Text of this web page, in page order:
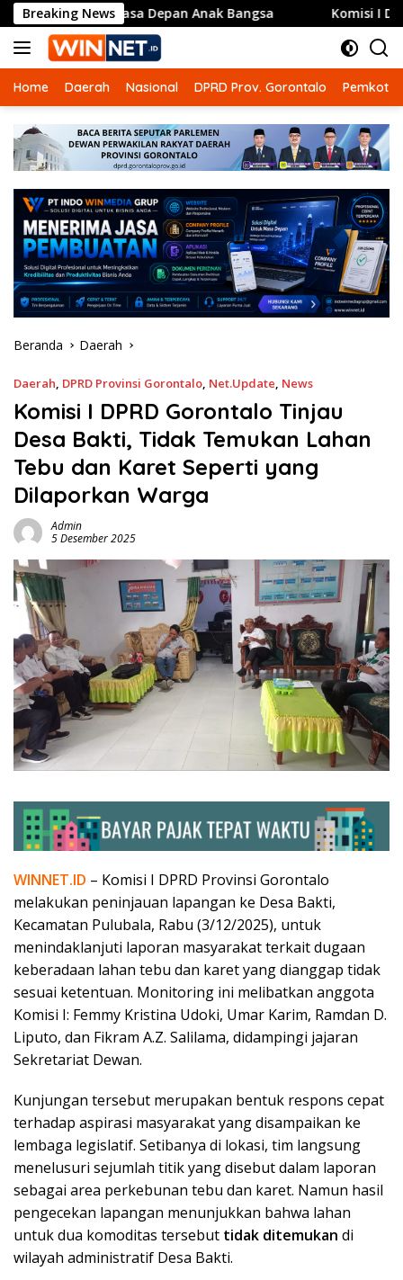
Langsung
ke
konten
Breaking News
Masa Depan Anak Bangsa Komisi I DPRD Gorontalo
Home Daerah Nasional DPRD Prov. Gorontalo Pemkot
Beranda Daerah
Daerah, DPRD Provinsi Gorontalo, Net.Update, News
Komisi I DPRD Gorontalo Tinjau
Desa Bakti, Tidak Temukan Lahan
Tebu dan Karet Seperti yang
Dilaporkan Warga
Admin
5 Desember 2025
WINNET.ID – Komisi I DPRD Provinsi Gorontalo
melakukan peninjauan lapangan ke Desa Bakti,
Kecamatan Pulubala, Rabu (3/12/2025), untuk
menindaklanjuti laporan masyarakat terkait dugaan
keberadaan lahan tebu dan karet yang dianggap tidak
sesuai ketentuan. Monitoring ini melibatkan anggota
Komisi I: Femmy Kristina Udoki, Umar Karim, Ramdan D.
Liputo, dan Fikram A.Z. Salilama, didampingi jajaran
Sekretariat Dewan.
Kunjungan tersebut merupakan bentuk respons cepat
terhadap aspirasi masyarakat yang disampaikan ke
lembaga legislatif. Setibanya di lokasi, tim langsung
menelusuri sejumlah titik yang disebut dalam laporan
sebagai area perkebunan tebu dan karet. Namun hasil
pengecekan lapangan menunjukkan bahwa lahan
untuk dua komoditas tersebut tidak ditemukan di
wilayah administratif Desa Bakti.